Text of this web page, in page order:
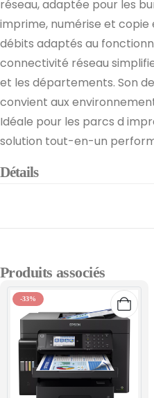
réseau, adaptée pour les
imprime, numérise et
débits adaptés au
connectivité réseau
et les départements. Son
convient aux
Idéale pour les parcs d
solution tout-en-un
Détails
Produits associés
-33%